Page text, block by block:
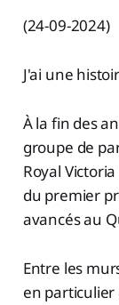
(24-09-2024)
J'ai une
À la fin des
groupe de
Royal
du premier
avancés au
Entre les
en